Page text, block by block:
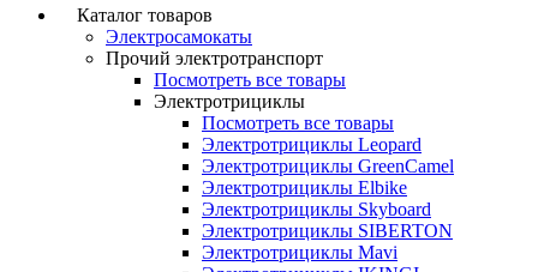
Каталог товаров
Электросамокаты
Прочий электротранспорт
Посмотреть все товары
Электротрициклы
Посмотреть все товары
Электротрициклы Leopard
Электротрициклы GreenCamel
Электротрициклы Elbike
Электротрициклы Skyboard
Электротрициклы SIBERTON
Электротрициклы Mavi